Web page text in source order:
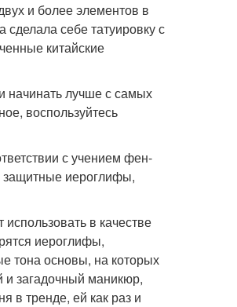
и более элементов в
сделала себе татуировку с
китайские
начинать лучше с самых
воспользуйтесь
с учением фен-
защитные иероглифы,
в качестве
иероглифы,
тона основы, на которых
загадочный маникюр,
в тренде, ей как раз и